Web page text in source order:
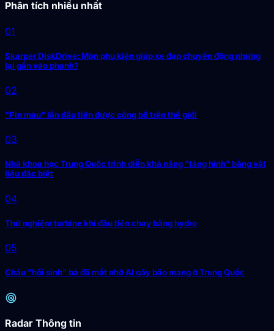
Phân tích nhiều nhất
01
Skarper DiskDrive: Món phụ kiện giúp xe đạp chuyển động nhưng
lại gắn vào phanh?
02
"Pin máu" lần đầu tiên được công bố trên thế giới
03
Nhà khoa học Trung Quốc trình diễn khả năng "tàng hình" bằng vật
liệu đặc biệt
04
Thử nghiệm turbine khí đầu tiên chạy bằng hydro
05
Cháu "hồi sinh" bà đã mất nhờ AI gây bão mạng ở Trung Quốc
radar
Radar Thông tin